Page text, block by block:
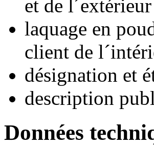
et de l´extérieur
laquage en
client de
désignation et
description
Données